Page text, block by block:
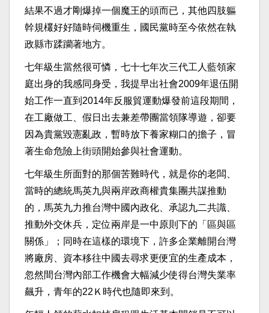
結果不過才剛爆掉一個魔王的頭而已，其他四肢軀
幹規欉好好隨時伺機重生，國民黨時至今依然在執
政縣市蹂躪著地方。
七年級生當然很可憐，七十七年次三代工人藍領家
庭出身的我感同身受，我提早出社會2009年退伍開
始工作一直到2014年反服貿運動爆發前這段期間，
在工廠做工、假日出去兼差帶團當領隊導遊，卻要
因為貴黨毀憲亂政，暫時放下養家糊口的擔子，冒
著生命危險上街頭開始參與社會運動。
七年級生所面對的那個苦難時代，就是你的老闆、
當時的總統馬英九與兩岸政商權貴集團共謀推動
的，馬英九力推台灣中國內政化、承認九二共識、
推動外交休兵，定位兩岸是一中原則下的「區與區
關係」；同時在這樣的環境下，許多企業離開台灣
將廠房、資本移往中國去尋求更便宜的生產成本，
忽然間台灣內部工作機會大幅減少使得台灣失業率
飆升，青年的22Ｋ時代也隨即來到。